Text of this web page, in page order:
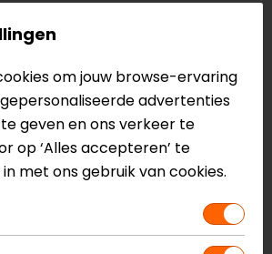
en polsband voor extra
MAX,MAX2en alleHERO
360° selfies en follow-
om jouw browse-ervaring
advertenties
geven en ons verkeer te
op ‘Alles accepteren’ te
met ons gebruik van cookies.